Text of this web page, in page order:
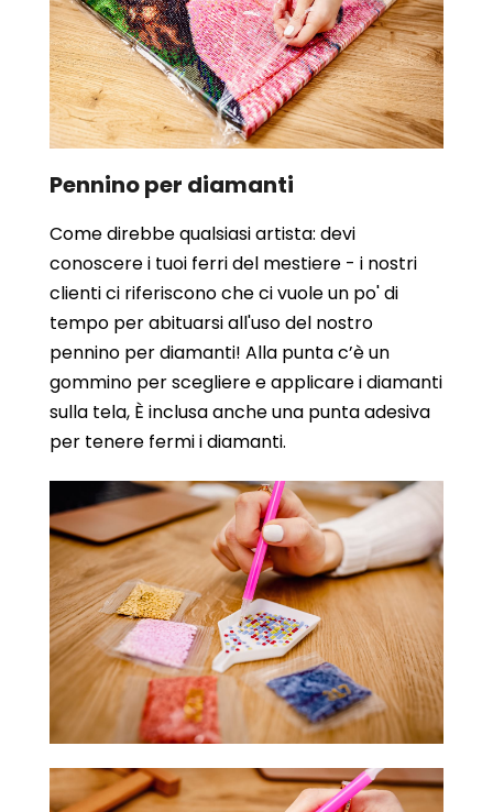
Pennino per diamanti
Come direbbe qualsiasi artista: devi
conoscere i tuoi ferri del mestiere - i nostri
clienti ci riferiscono che ci vuole un po' di
tempo per abituarsi all'uso del nostro
pennino per diamanti! Alla punta c’è un
gommino per scegliere e applicare i diamanti
sulla tela, È inclusa anche una punta adesiva
per tenere fermi i diamanti.